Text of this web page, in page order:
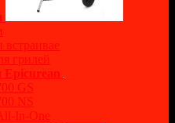
встраивае
грилей
Epicurean
GS
NS
In-One